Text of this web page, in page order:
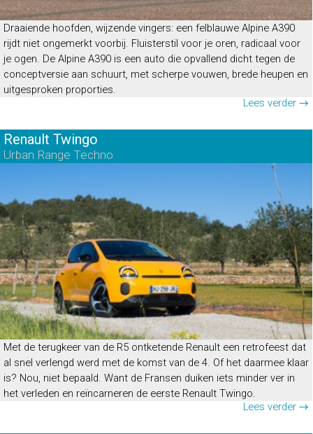
Draaiende hoofden, wijzende vingers: een felblauwe Alpine A390
rijdt niet ongemerkt voorbij. Fluisterstil voor je oren, radicaal voor
je ogen. De Alpine A390 is een auto die opvallend dicht tegen de
conceptversie aan schuurt, met scherpe vouwen, brede heupen en
uitgesproken proporties.
Lees verder →
Renault Twingo
Urban Range Techno
Met de terugkeer van de R5 ontketende Renault een retrofeest dat
al snel verlengd werd met de komst van de 4. Of het daarmee klaar
is? Nou, niet bepaald. Want de Fransen duiken iets minder ver in
het verleden en reïncarneren de eerste Renault Twingo.
Lees verder →